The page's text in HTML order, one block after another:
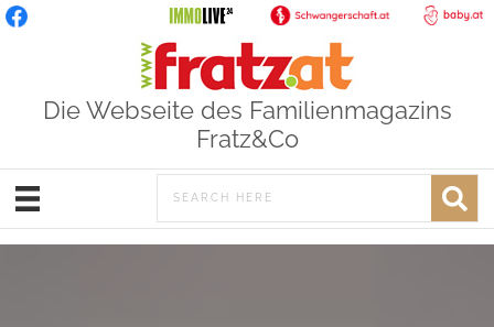
Die Webseite des Familienmagazins
Fratz&Co